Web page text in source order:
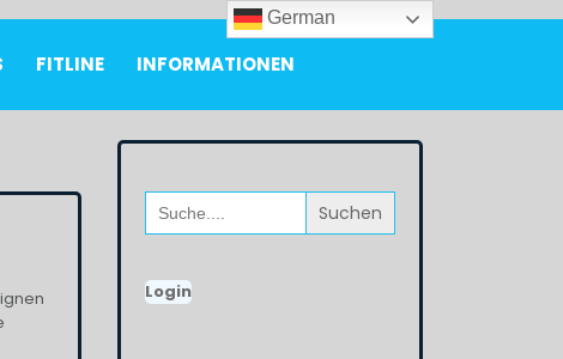
FITLINE INFORMATIONEN
Search
for:
Login
German